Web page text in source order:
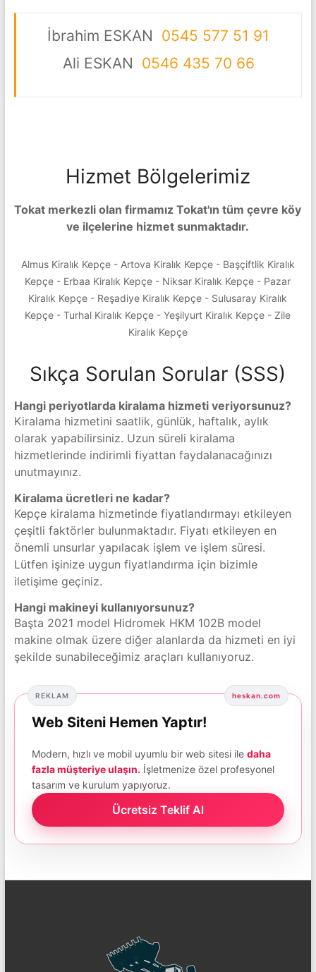
İbrahim ESKAN 0545 577 51 91
Ali ESKAN 0546 435 70 66
Hizmet Bölgelerimiz
Tokat merkezli olan firmamız Tokat'ın tüm çevre köy
ve ilçelerine hizmet sunmaktadır.
Almus Kiralık Kepçe - Artova Kiralık Kepçe - Başçiftlik Kiralık
Kepçe - Erbaa Kiralık Kepçe - Niksar Kiralık Kepçe - Pazar
Kiralık Kepçe - Reşadiye Kiralık Kepçe - Sulusaray Kiralık
Kepçe - Turhal Kiralık Kepçe - Yeşilyurt Kiralık Kepçe - Zile
Kiralık Kepçe
Sıkça Sorulan Sorular (SSS)
Hangi periyotlarda kiralama hizmeti veriyorsunuz?
Kiralama hizmetini saatlik, günlük, haftalık, aylık
olarak yapabilirsiniz. Uzun süreli kiralama
hizmetlerinde indirimli fiyattan faydalanacağınızı
unutmayınız.
Kiralama ücretleri ne kadar?
Kepçe kiralama hizmetinde fiyatlandırmayı etkileyen
çeşitli faktörler bulunmaktadır. Fiyatı etkileyen en
önemli unsurlar yapılacak işlem ve işlem süresi.
Lütfen işinize uygun fiyatlandırma için bizimle
iletişime geçiniz.
Hangi makineyi kullanıyorsunuz?
Başta 2021 model Hidromek HKM 102B model
makine olmak üzere diğer alanlarda da hizmeti en iyi
şekilde sunabileceğimiz araçları kullanıyoruz.
REKLAM heskan.com
Web Siteni Hemen Yaptır!
Modern, hızlı ve mobil uyumlu bir web sitesi ile daha
fazla müşteriye ulaşın. İşletmenize özel profesyonel
tasarım ve kurulum yapıyoruz.
Ücretsiz Teklif Al